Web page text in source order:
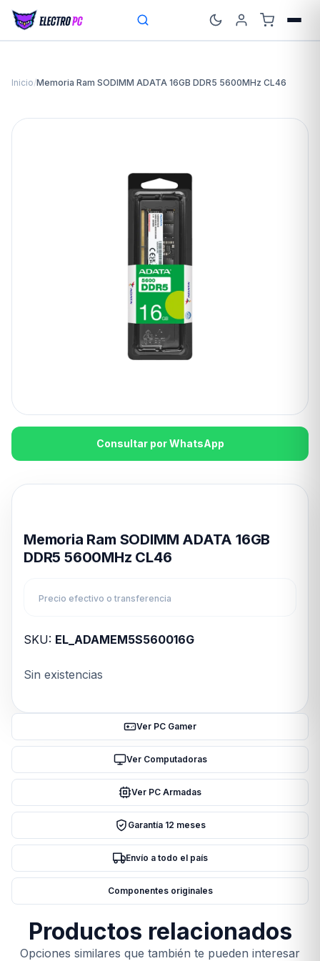
Inicio/Memoria Ram SODIMM ADATA 16GB DDR5 5600MHz CL46
Consultar por WhatsApp
Memoria Ram SODIMM ADATA 16GB
DDR5 5600MHz CL46
Precio efectivo o transferencia
SKU: EL_ADAMEM5S560016G
Sin existencias
Ver PC Gamer
Ver Computadoras
Ver PC Armadas
Garantía 12 meses
Envío a todo el país
Componentes originales
Productos relacionados
Opciones similares que también te pueden interesar